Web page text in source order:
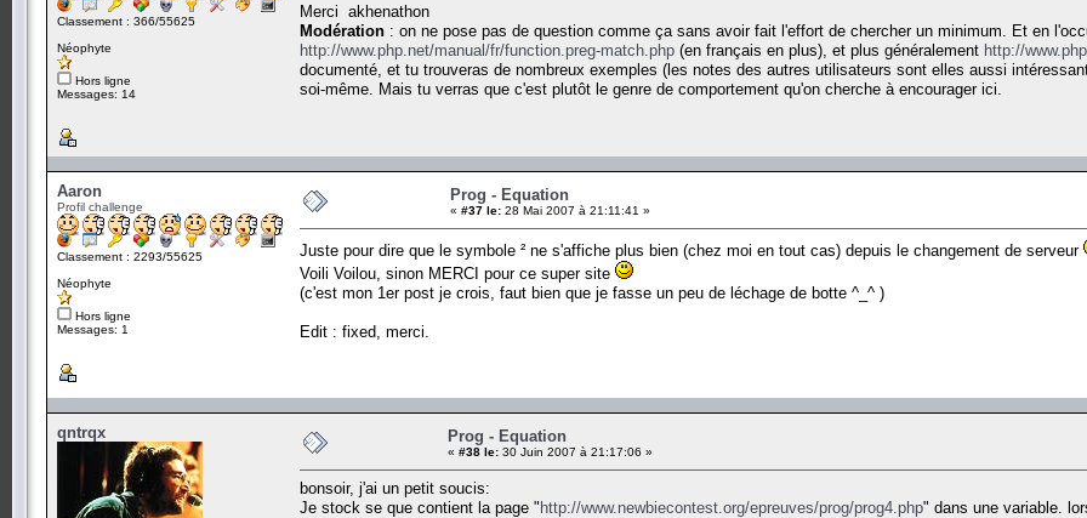
Classement : 366/55625
Néophyte
Hors ligne
Messages: 14
Merci akhenathon
Modération : on ne pose pas de question comme ça sans avoir fait l'effort de chercher un minimum. Et en
http://www.php.net/manual/fr/function.preg-match.php (en français en plus), et plus généralement http://
documenté, et tu trouveras de nombreux exemples (les notes des autres utilisateurs sont elles aussi
soi-même. Mais tu verras que c'est plutôt le genre de comportement qu'on cherche à encourager ici.
Aaron
Profil challenge
Classement : 2293/55625
Néophyte
Hors ligne
Messages: 1
Prog - Equation
« #37 le: 28 Mai 2007 à 21:11:41 »
Juste pour dire que le symbole ² ne s'affiche plus bien (chez moi en tout cas) depuis le changement de serveur
Voili Voilou, sinon MERCI pour ce super site
(c'est mon 1er post je crois, faut bien que je fasse un peu de léchage de botte ^_^ )
Edit : fixed, merci.
qntrqx Prog - Equation
« #38 le: 30 Juin 2007 à 21:17:06 »
bonsoir, j'ai un petit soucis:
Je stock se que contient la page " http://www.newbiecontest.org/epreuves/prog/prog4.php" dans une variable.